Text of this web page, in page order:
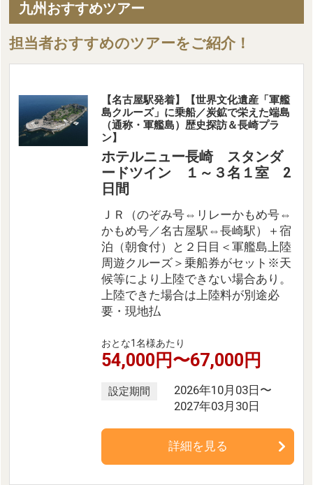
九州おすすめツアー
担当者おすすめのツアーをご紹介！
【名古屋駅発着】【世界文化遺産「軍艦
島クルーズ」に乗船／炭鉱で栄えた端島
（通称・軍艦島）歴史探訪＆長崎プラ
ン】
ホテルニュー長崎 スタンダ
ードツイン １～３名１室 2
日間
ＪＲ（のぞみ号⇔リレーかもめ号⇔
かもめ号／名古屋駅⇔長崎駅）＋宿
泊（朝食付）と２日目＜軍艦島上陸
周遊クルーズ＞乗船券がセット※天
候等により上陸できない場合あり。
上陸できた場合は上陸料が別途必
要・現地払
おとな1名様あたり
54,000円〜67,000円
設定期間
2026年10月03日〜
2027年03月30日
詳細を見る